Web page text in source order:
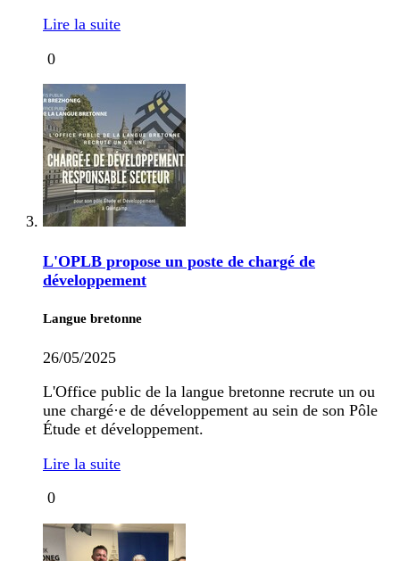
Lire la suite
0
L'OPLB propose un poste de chargé de
développement
Langue bretonne
26/05/2025
L'Office public de la langue bretonne recrute un ou
une chargé·e de développement au sein de son Pôle
Étude et développement.
Lire la suite
0